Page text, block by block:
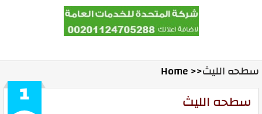
Home >>سطحه الليث
1 سطحه الليث